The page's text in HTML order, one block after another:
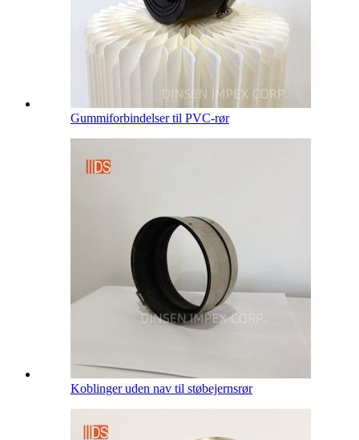
Gummiforbindelser til PVC-rør
Koblinger uden nav til støbejernsrør